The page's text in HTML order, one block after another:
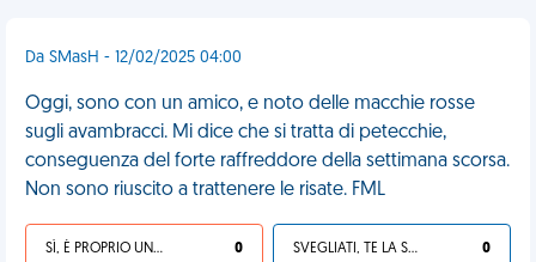
Da SMasH - 12/02/2025 04:00
Oggi, sono con un amico, e noto delle macchie rosse
sugli avambracci. Mi dice che si tratta di petecchie,
conseguenza del forte raffreddore della settimana scorsa.
Non sono riuscito a trattenere le risate. FML
SÌ, È PROPRIO UNA VDM! 0 SVEGLIATI, TE LA SEI CERCATA! 0